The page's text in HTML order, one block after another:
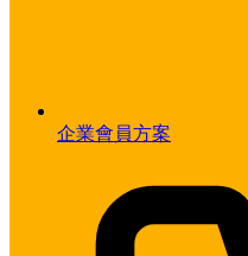
企業會員方案